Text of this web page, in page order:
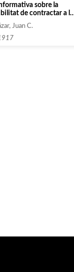
sobre la
de contractar a la
Societat Filharmònica
Juan C.